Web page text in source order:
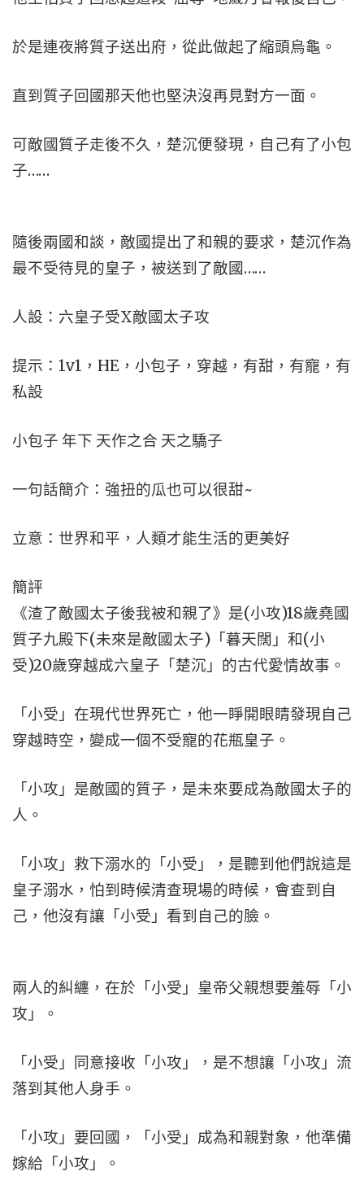
於是連夜將質子送出府，從此做起了縮頭烏龜。
直到質子回國那天他也堅決沒再見對方一面。
可敵國質子走後不久，楚沉便發現，自己有了小包
子……
隨後兩國和談，敵國提出了和親的要求，楚沉作為
最不受待見的皇子，被送到了敵國……
人設：六皇子受X敵國太子攻
提示：1v1，HE，小包子，穿越，有甜，有寵，有
私設
小包子 年下 天作之合 天之驕子
一句話簡介：強扭的瓜也可以很甜~
立意：世界和平，人類才能生活的更美好
簡評
《渣了敵國太子後我被和親了》是(小攻)18歲堯國
質子九殿下(未來是敵國太子)「暮天闊」和(小
受)20歲穿越成六皇子「楚沉」的古代愛情故事。
「小受」在現代世界死亡，他一睜開眼睛發現自己
穿越時空，變成一個不受寵的花瓶皇子。
「小攻」是敵國的質子，是未來要成為敵國太子的
人。
「小攻」救下溺水的「小受」，是聽到他們說這是
皇子溺水，怕到時候清查現場的時候，會查到自
己，他沒有讓「小受」看到自己的臉。
兩人的糾纏，在於「小受」皇帝父親想要羞辱「小
攻」。
「小受」同意接收「小攻」，是不想讓「小攻」流
落到其他人身手。
「小攻」要回國，「小受」成為和親對象，他準備
嫁給「小攻」。